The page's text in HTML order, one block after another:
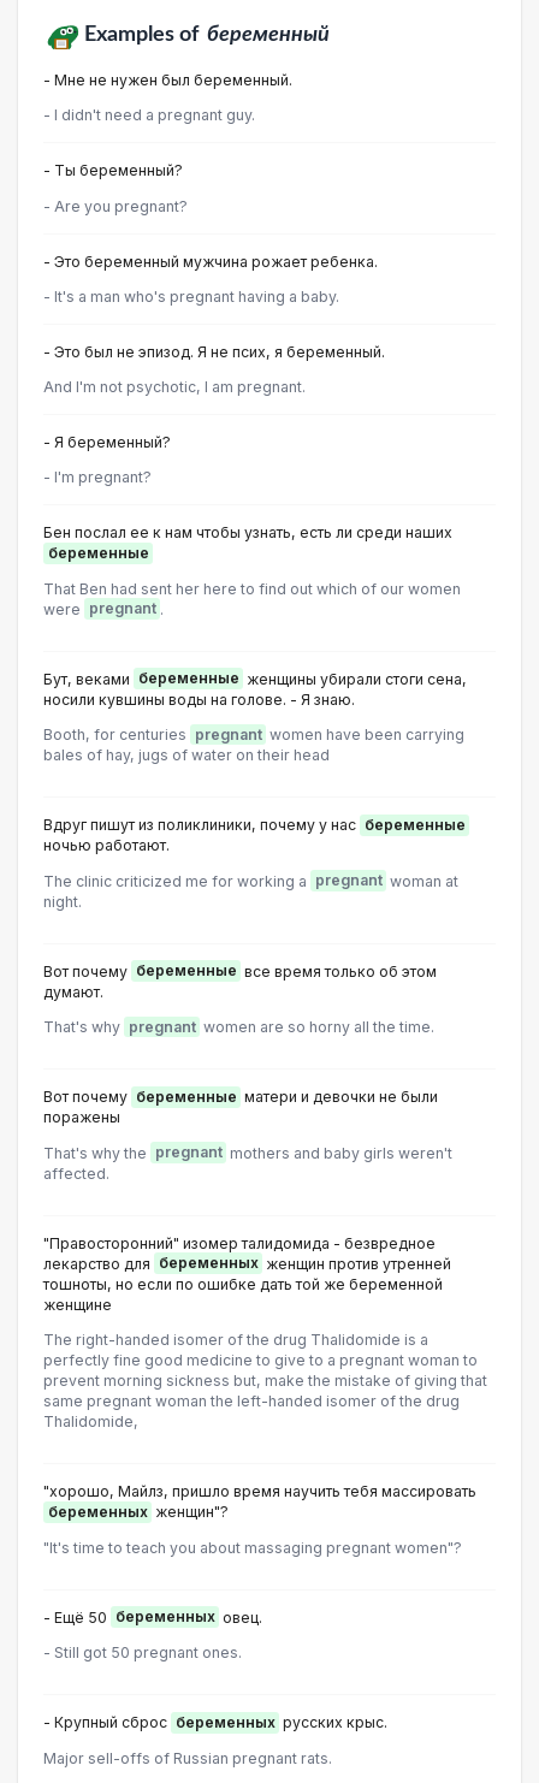
Examples of беременный
- Мне не нужен был беременный.
- I didn't need a pregnant guy.
- Ты беременный?
- Are you pregnant?
- Это беременный мужчина рожает ребенка.
- It's a man who's pregnant having a baby.
- Это был не эпизод. Я не псих, я беременный.
And I'm not psychotic, I am pregnant.
- Я беременный?
- I'm pregnant?
Бен послал ее к нам чтобы узнать, есть ли среди наших
беременные
That Ben had sent her here to find out which of our women
were pregnant .
Бут, веками беременные женщины убирали стоги сена,
носили кувшины воды на голове. - Я знаю.
Booth, for centuries pregnant women have been carrying
bales of hay, jugs of water on their head
Вдруг пишут из поликлиники, почему у нас беременные
ночью работают.
The clinic criticized me for working a pregnant woman at
night.
Вот почему беременные все время только об этом
думают.
That's why pregnant women are so horny all the time.
Вот почему беременные матери и девочки не были
поражены
That's why the pregnant mothers and baby girls weren't
affected.
"Правосторонний" изомер талидомида - безвредное
лекарство для беременных женщин против утренней
тошноты, но если по ошибке дать той же беременной
женщине
The right-handed isomer of the drug Thalidomide is a
perfectly fine good medicine to give to a pregnant woman to
prevent morning sickness but, make the mistake of giving that
same pregnant woman the left-handed isomer of the drug
Thalidomide,
"хорошо, Майлз, пришло время научить тебя массировать
беременных женщин"?
"It's time to teach you about massaging pregnant women"?
- Ещё 50 беременных овец.
- Still got 50 pregnant ones.
- Крупный сброс беременных русских крыс.
Major sell-offs of Russian pregnant rats.